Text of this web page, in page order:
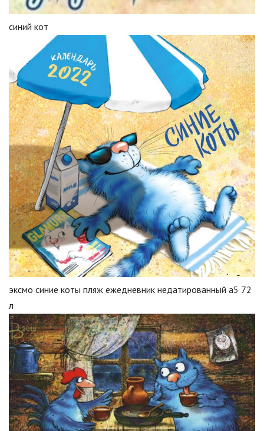
синий кот
эксмо синие коты пляж ежедневник недатированный а5 72
л